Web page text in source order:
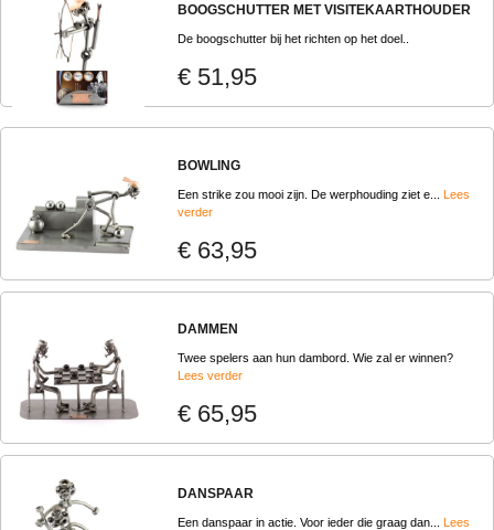
BOOGSCHUTTER MET VISITEKAARTHOUDER
De boogschutter bij het richten op het doel..
€ 51,95
BOWLING
Een strike zou mooi zijn. De werphouding ziet e... Lees
verder
€ 63,95
DAMMEN
Twee spelers aan hun dambord. Wie zal er winnen?
Lees verder
€ 65,95
DANSPAAR
Een danspaar in actie. Voor ieder die graag dan... Lees